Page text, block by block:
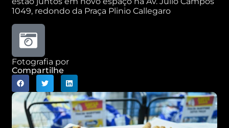
1049, redondo da Praça Plinio Callegaro
Fotografia por
Compartilhe